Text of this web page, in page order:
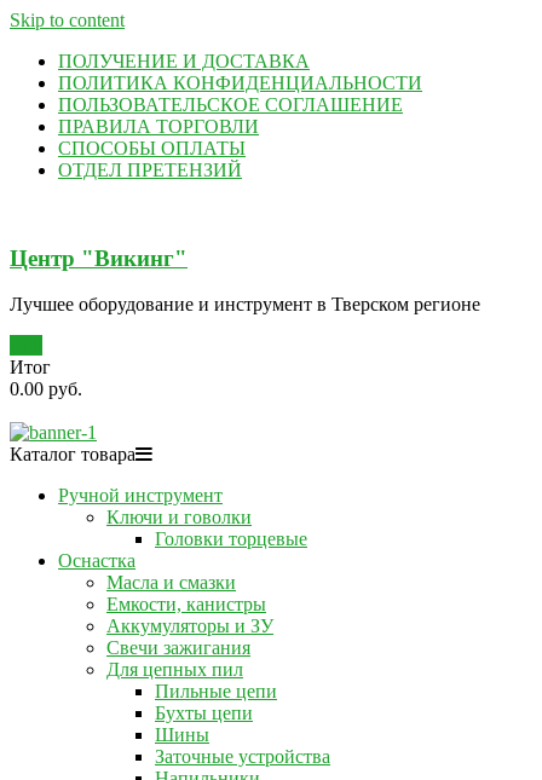
Skip to content
ПОЛУЧЕНИЕ И ДОСТАВКА
ПОЛИТИКА КОНФИДЕНЦИАЛЬНОСТИ
ПОЛЬЗОВАТЕЛЬСКОЕ СОГЛАШЕНИЕ
ПРАВИЛА ТОРГОВЛИ
СПОСОБЫ ОПЛАТЫ
ОТДЕЛ ПРЕТЕНЗИЙ
Центр "Викинг"
Лучшее оборудование и инструмент в Тверском регионе
Итог
0.00 руб.
Каталог товара
Ручной инструмент
Ключи и говолки
Головки торцевые
Оснастка
Масла и смазки
Емкости, канистры
Аккумуляторы и ЗУ
Свечи зажигания
Для цепных пил
Пильные цепи
Бухты цепи
Шины
Заточные устройства